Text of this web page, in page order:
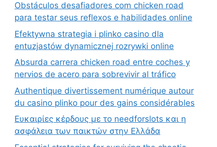
Obstáculos desafiadores com chicken road
para testar seus reflexos e habilidades online
Efektywna strategia i plinko casino dla
entuzjastów dynamicznej rozrywki online
Absurda carrera chicken road entre coches y
nervios de acero para sobrevivir al tráfico
Authentique divertissement numérique autour
du casino plinko pour des gains considérables
Ευκαιρίες κέρδους με το needforslots και η
ασφάλεια των παικτών στην Ελλάδα